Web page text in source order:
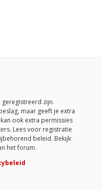
geregistreerd zijn.
maar geeft je extra
ook extra permissies
Lees voor registratie
beleid. Bekijk
het forum.